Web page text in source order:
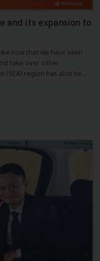
and its expansion to
now that we have seen
take over other
region has also be...